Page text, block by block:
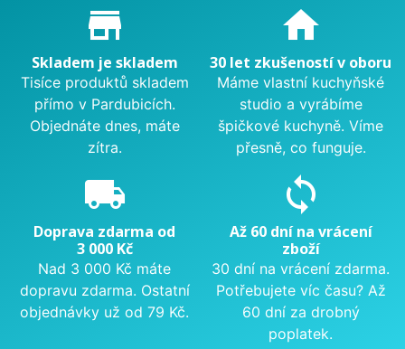
Proč nakupovat u nás?
store_mall_directory
Skladem je skladem
Tisíce produktů skladem
přímo v Pardubicích.
Objednáte dnes, máte
zítra.
home
30 let zkušeností v oboru
Máme vlastní kuchyňské
studio a vyrábíme
špičkové kuchyně. Víme
přesně, co funguje.
local_shipping
Doprava zdarma od
3 000 Kč
Nad 3 000 Kč máte
dopravu zdarma. Ostatní
objednávky už od 79 Kč.
sync
Až 60 dní na vrácení
zboží
30 dní na vrácení zdarma.
Potřebujete víc času? Až
60 dní za drobný
poplatek.